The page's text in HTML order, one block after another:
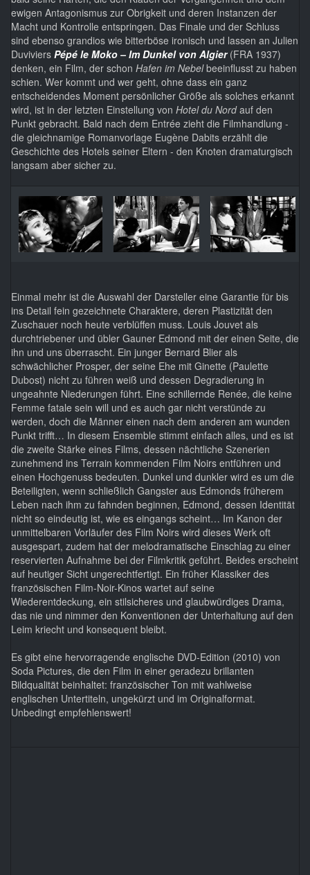
ewigen Antagonismus zur Obrigkeit und deren Instanzen der
Macht und Kontrolle entspringen. Das Finale und der Schluss
sind ebenso grandios wie bitterböse ironisch und lassen an Julien
Duviviers Pépé le Moko – Im Dunkel von Algier (FRA 1937)
denken, ein Film, der schon Hafen im Nebelbeeinflusst zu haben
schien. Wer kommt und wer geht, ohne dass ein ganz
entscheidendes Moment persönlicher Größe als solches erkannt
wird, ist in der letzten Einstellung von Hotel du Nordauf den
Punkt gebracht. Bald nach dem Entrée zieht die Filmhandlung -
die gleichnamige Romanvorlage Eugène Dabits erzählt die
Geschichte des Hotels seiner Eltern - den Knoten dramaturgisch
langsam aber sicher zu.
Einmal mehr ist die Auswahl der Darsteller eine Garantie für bis
ins Detail fein gezeichnete Charaktere, deren Plastizität den
Zuschauer noch heute verblüffen muss. Louis Jouvet als
durchtriebener und übler Gauner Edmond mit der einen Seite, die
ihn und uns überrascht. Ein junger Bernard Blier als
schwächlicher Prosper, der seine Ehe mit Ginette (Paulette
Dubost) nicht zu führen weiß und dessen Degradierung in
ungeahnte Niederungen führt. Eine schillernde Renée, die keine
Femme fatale sein will und es auch gar nicht verstünde zu
werden, doch die Männer einen nach dem anderen am wunden
Punkt trifft… In diesem Ensemble stimmt einfach alles, und es ist
die zweite Stärke eines Films, dessen nächtliche Szenerien
zunehmend ins Terrain kommenden Film Noirs entführen und
einen Hochgenuss bedeuten. Dunkel und dunkler wird es um die
Beteiligten, wenn schließlich Gangster aus Edmonds früherem
Leben nach ihm zu fahnden beginnen, Edmond, dessen Identität
nicht so eindeutig ist, wie es eingangs scheint… Im Kanon der
unmittelbaren Vorläufer des Film Noirs wird dieses Werk oft
ausgespart, zudem hat der melodramatische Einschlag zu einer
reservierten Aufnahme bei der Filmkritik geführt. Beides erscheint
auf heutiger Sicht ungerechtfertigt. Ein früher Klassiker des
französischen Film-Noir-Kinos wartet auf seine
Wiederentdeckung, ein stilsicheres und glaubwürdiges Drama,
das nie und nimmer den Konventionen der Unterhaltung auf den
Leim kriecht und konsequent bleibt.
Es gibt eine hervorragende englische DVD-Edition (2010) von
Soda Pictures, die den Film in einer geradezu brillanten
Bildqualität beinhaltet: französischer Ton mit wahlweise
englischen Untertiteln, ungekürzt und im Originalformat.
Unbedingt empfehlenswert!